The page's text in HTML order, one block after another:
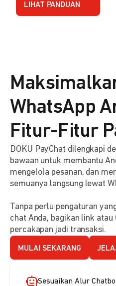
LIHAT PANDUAN
WhatsApp
Fitur-Fitur
DOKU PayChat dilengkapi
bawaan untuk membantu
mengelola pesanan, dan
semuanya langsung lewat
Tanpa perlu pengaturan
chat Anda, bagikan link atau
percakapan jadi transaksi.
MULAI SEKARANG
Sesuaikan Alur